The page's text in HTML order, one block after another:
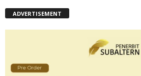
ADVERTISEMENT